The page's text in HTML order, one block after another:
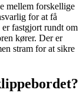
mellem forskellige
for at få
fastgjort rundt om
kører. Der er
stram for at sikre